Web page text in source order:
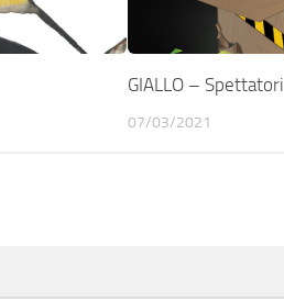
GIALLO – Spettatori
07/03/2021